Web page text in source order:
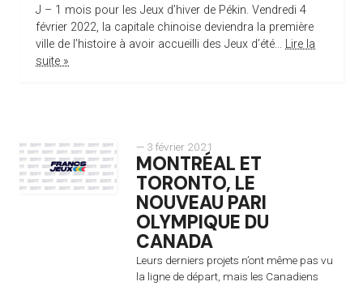
J – 1 mois pour les Jeux d’hiver de Pékin. Vendredi 4
février 2022, la capitale chinoise deviendra la première
ville de l’histoire à avoir accueilli des Jeux d’été... Lire la
suite »
— 3 février 2021
MONTRÉAL ET
TORONTO, LE
NOUVEAU PARI
OLYMPIQUE DU
CANADA
Leurs derniers projets n’ont même pas vu
la ligne de départ, mais les Canadiens